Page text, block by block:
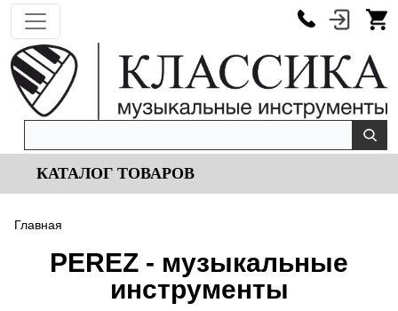
КАТАЛОГ ТОВАРОВ
Главная
PEREZ - музыкальные
инструменты